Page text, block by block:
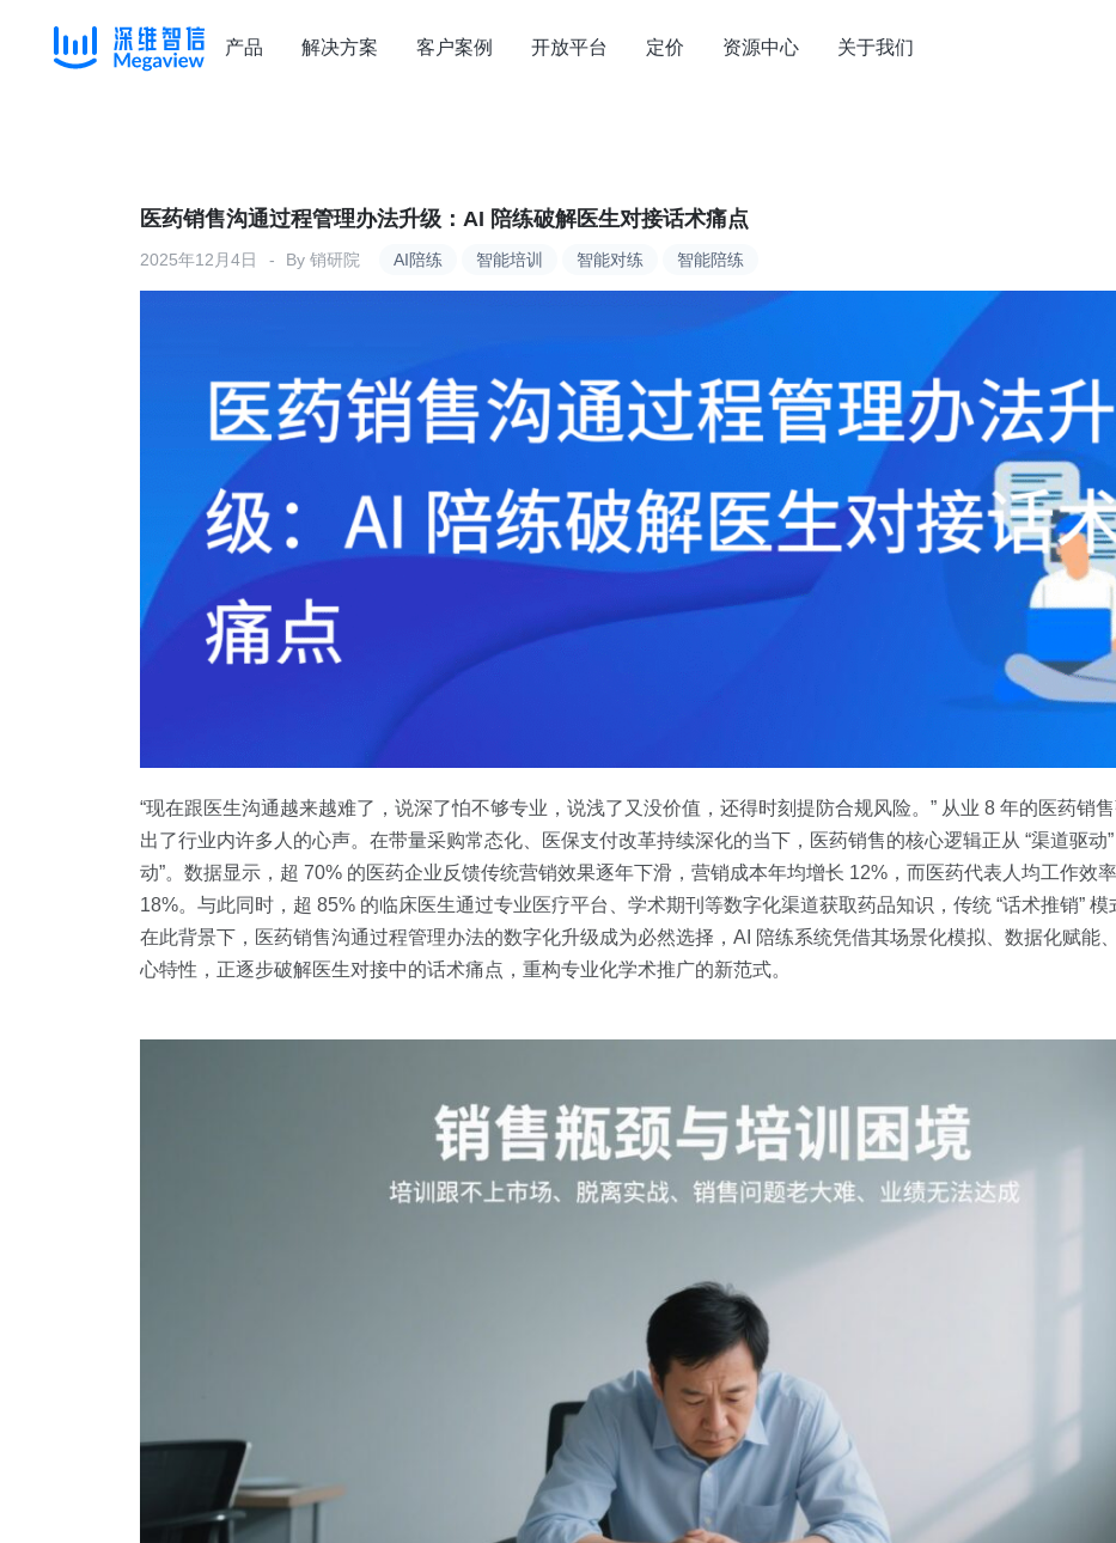
产品 解决方案 客户案例 开放平台 定价 资源中心 关于我们
AI陪练 智能培训 智能对练 智能陪练
医药销售沟通过程管理办法升级：AI 陪练破解医生对接话术痛点
2025年12月4日 By 销研院
“现在跟医生沟通越来越难了，说深了怕不够专业，说浅了又没价值，还得时刻提防合规风险。” 从业 8 年的医药销
出了行业内许多人的心声。在带量采购常态化、医保支付改革持续深化的当下，医药销售的核心逻辑正从 “渠道驱动
动”。数据显示，超 70% 的医药企业反馈传统营销效果逐年下滑，营销成本年均增长 12%，而医药代表人均工作效
18%。与此同时，超 85% 的临床医生通过专业医疗平台、学术期刊等数字化渠道获取药品知识，传统 “话术推销” 模
在此背景下，医药销售沟通过程管理办法的数字化升级成为必然选择，AI 陪练系统凭借其场景化模拟、数据化赋能
心特性，正逐步破解医生对接中的话术痛点，重构专业化学术推广的新范式。